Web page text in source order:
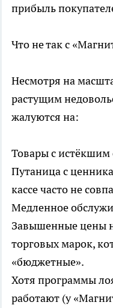
прибыль
Что не так с
Несмотря на
растущим
жалуются на:
Товары с истёкшим
Путаница с
кассе часто не
Медленное
Завышенные цены
торговых марок,
«бюджетные».
Хотя программы
работают (у